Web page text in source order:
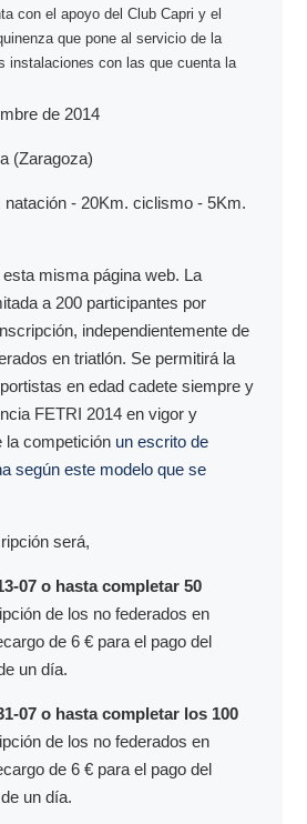
con el apoyo del Club Capri y el
que pone al servicio de la
instalaciones con las que cuenta la
de 2014
(Zaragoza)
natación - 20Km. ciclismo - 5Km.
esta misma página web. La
a 200 participantes por
independientemente de
en triatlón. Se permitirá la
en edad cadete siempre y
FETRI 2014 en vigor y
la competición un escrito de
según este modelo que se
será,
07 o hasta completar 50
de los no federados en
de 6 € para el pago del
un día.
07 o hasta completar los 100
de los no federados en
de 6 € para el pago del
un día.